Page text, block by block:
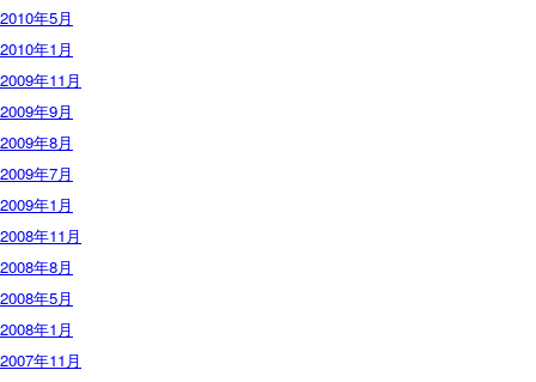
2010年5月
2010年1月
2009年11月
2009年9月
2009年8月
2009年7月
2009年1月
2008年11月
2008年8月
2008年5月
2008年1月
2007年11月